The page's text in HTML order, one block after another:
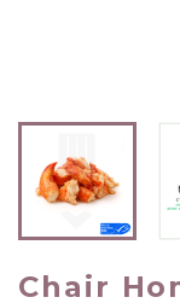
Chair